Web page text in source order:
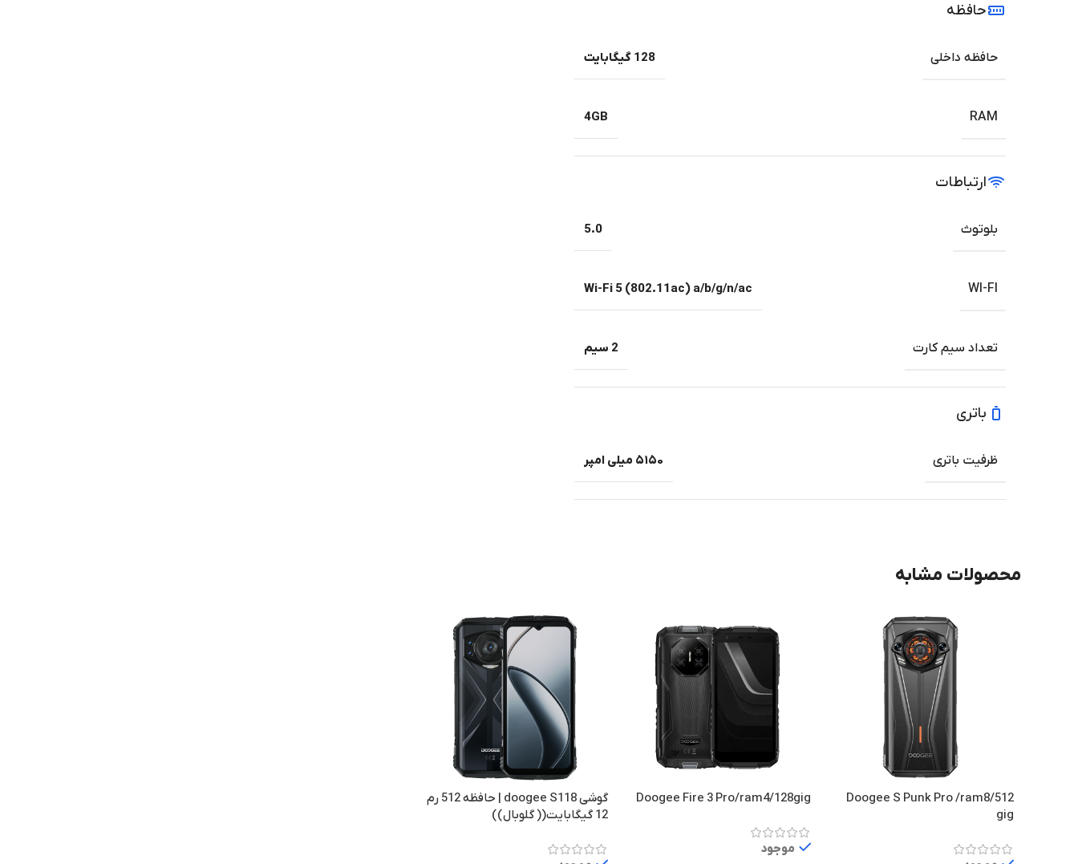
حافظه
حافظه داخلی 128 گیگابایت
RAM
4GB
ارتباطات
بلوتوث 5.0
WI-FI
Wi-Fi 5 (802.11ac) a/b/g/n/ac
تعداد سیم کارت 2 سیم
باتری
ظرفیت باتری ۵۱۵۰ میلی امپر
محصولات مشابه
Doogee S Punk Pro /ram8/512
gig
Doogee Fire 3 Pro/ram4/128gig
موجود
گوشی doogee S118 | حافظه 512 رم
12 گیگابایت(( گلوبال))